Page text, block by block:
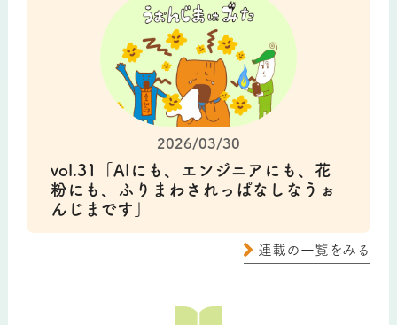
2026/03/30
vol.31「AIにも、エンジニアにも、花
粉にも、ふりまわされっぱなしなうぉ
んじまです」
連載の一覧をみる